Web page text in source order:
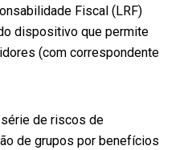
Fiscal (LRF)
dispositivo que permite
(com correspondente
série de riscos de
de grupos por benefícios